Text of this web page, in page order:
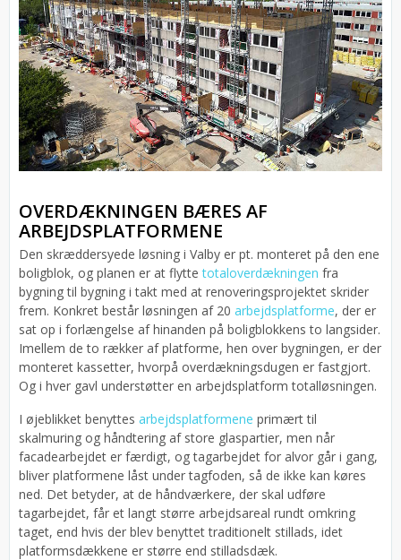
OVERDÆKNINGEN BÆRES AF
ARBEJDSPLATFORMENE
Den skræddersyede løsning i Valby er pt. monteret på den ene
boligblok, og planen er at flyttetotaloverdækningen fra
bygning til bygning i takt med at renoveringsprojektet skrider
frem. Konkret består løsningen af 20 arbejdsplatforme, der er
sat op i forlængelse af hinanden på boligblokkens to langsider.
Imellem de to rækker af platforme, hen over bygningen, er der
monteret kassetter, hvorpå overdækningsdugen er fastgjort.
Og i hver gavl understøtter en arbejdsplatform totalløsningen.
I øjeblikket benyttes arbejdsplatformene primært til
skalmuring og håndtering af store glaspartier, men når
facadearbejdet er færdigt, og tagarbejdet for alvor går i gang,
bliver platformene låst under tagfoden, så de ikke kan køres
ned. Det betyder, at de håndværkere, der skal udføre
tagarbejdet, får et langt større arbejdsareal rundt omkring
taget, end hvis der blev benyttet traditionelt stillads, idet
platformsdækkene er større end stilladsdæk.